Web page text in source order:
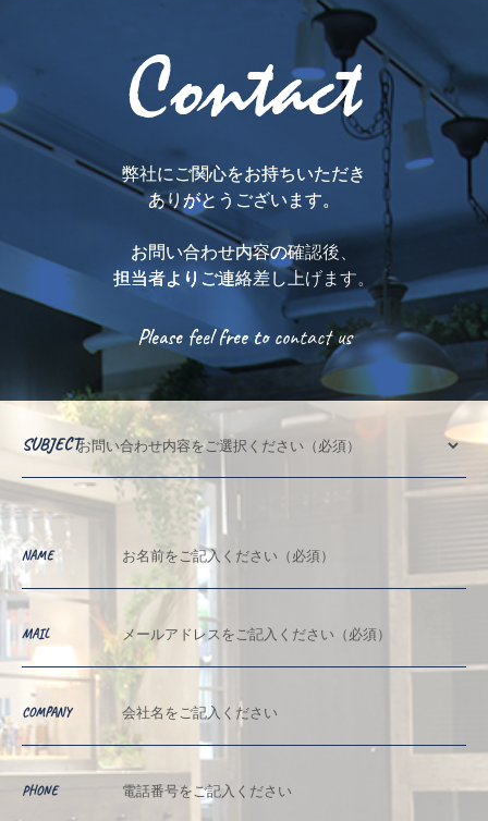
Contact
弊社にご関心をお持ちいただき
ありがとうございます。
お問い合わせ内容の確認後、
担当者よりご連絡差し上げます。
Please feel free to contact us
SUBJECT
NAME
MAIL
COMPANY
PHONE